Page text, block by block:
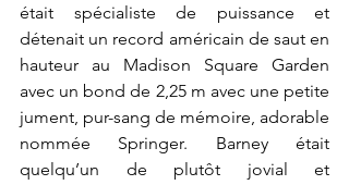
était spécialiste de puissance et
détenait un record américain de saut en
hauteur au Madison Square Garden
avec un bond de 2,25 m avec une petite
jument, pur-sang de mémoire, adorable
nommée Springer. Barney était
quelqu’un de plutôt jovial et